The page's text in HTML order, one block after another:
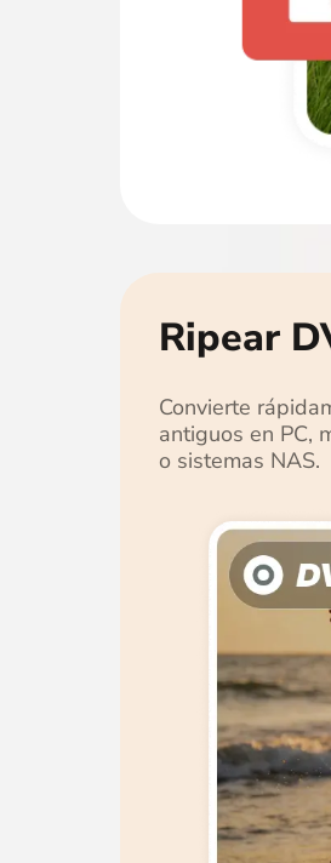
Ripear
Convierte
antiguos en PC,
o sistemas NAS.